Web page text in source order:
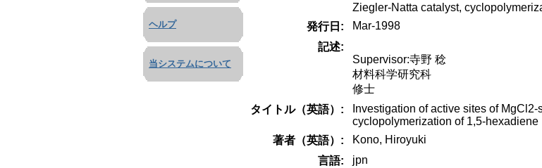
ヘルプ
当システムについて
Ziegler-Natta catalyst,
発行日:
Mar-1998
記述:
Supervisor:寺野 稔
材料科学研究科
修士
タイトル（英語）:
Investigation of active sites of
cyclopolymerization of 1,5-hexadiene
著者（英語）:
Kono, Hiroyuki
言語:
jpn